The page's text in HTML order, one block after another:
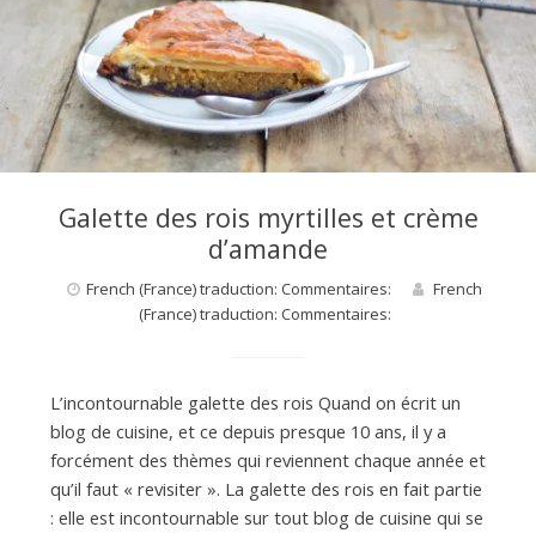
e
Galette des rois myrtilles et crème
d’amande
French (France) traduction: Commentaires:
French
(France) traduction: Commentaires:
L’incontournable galette des rois Quand on écrit un
blog de cuisine, et ce depuis presque 10 ans, il y a
forcément des thèmes qui reviennent chaque année et
qu’il faut « revisiter ». La galette des rois en fait partie
: elle est incontournable sur tout blog de cuisine qui se